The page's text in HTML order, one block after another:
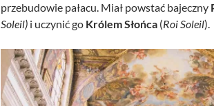
przebudowie pałacu. Miał powstać bajeczny
Soleil) i uczynić go Królem Słońca (Roi Soleil).